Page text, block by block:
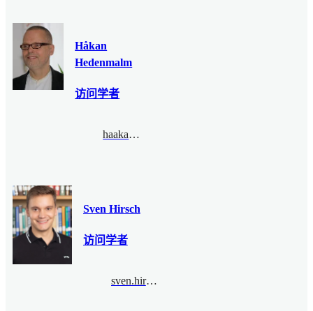
Håkan
Hedenmalm
访问学者
haakan00@gmail.com
Sven Hirsch
访问学者
sven.hirsch@columbia.edu